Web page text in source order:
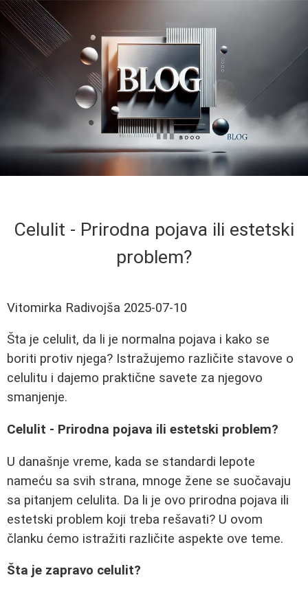
Celulit - Prirodna pojava ili estetski
problem?
Vitomirka Radivojša 2025-07-10
Šta je celulit, da li je normalna pojava i kako se
boriti protiv njega? Istražujemo različite stavove o
celulitu i dajemo praktične savete za njegovo
smanjenje.
Celulit - Prirodna pojava ili estetski problem?
U današnje vreme, kada se standardi lepote
nameću sa svih strana, mnoge žene se suočavaju
sa pitanjem celulita. Da li je ovo prirodna pojava ili
estetski problem koji treba rešavati? U ovom
članku ćemo istražiti različite aspekte ove teme.
Šta je zapravo celulit?